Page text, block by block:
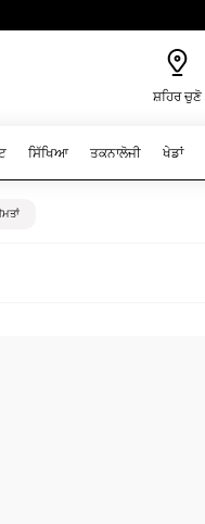
ਸ਼ਹਿਰ ਚੁਣੋ
ਸਿੱਖਿਆ ਤਕਨਾਲੋਜੀ ਖੇਡਾਂ